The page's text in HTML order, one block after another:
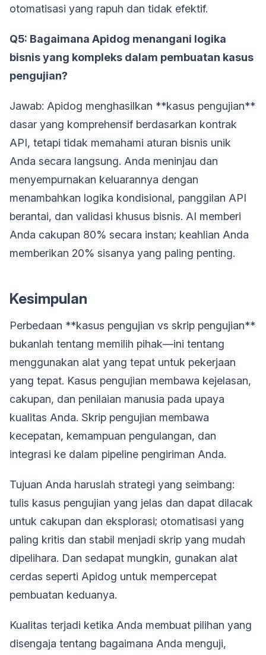
otomatisasi yang rapuh dan tidak efektif.
Q5: Bagaimana Apidog menangani logika
bisnis yang kompleks dalam pembuatan kasus
pengujian?
Jawab: Apidog menghasilkan **kasus pengujian**
dasar yang komprehensif berdasarkan kontrak
API, tetapi tidak memahami aturan bisnis unik
Anda secara langsung. Anda meninjau dan
menyempurnakan keluarannya dengan
menambahkan logika kondisional, panggilan API
berantai, dan validasi khusus bisnis. AI memberi
Anda cakupan 80% secara instan; keahlian Anda
memberikan 20% sisanya yang paling penting.
Kesimpulan
Perbedaan **kasus pengujian vs skrip pengujian**
bukanlah tentang memilih pihak—ini tentang
menggunakan alat yang tepat untuk pekerjaan
yang tepat. Kasus pengujian membawa kejelasan,
cakupan, dan penilaian manusia pada upaya
kualitas Anda. Skrip pengujian membawa
kecepatan, kemampuan pengulangan, dan
integrasi ke dalam pipeline pengiriman Anda.
Tujuan Anda haruslah strategi yang seimbang:
tulis kasus pengujian yang jelas dan dapat dilacak
untuk cakupan dan eksplorasi; otomatisasi yang
paling kritis dan stabil menjadi skrip yang mudah
dipelihara. Dan sedapat mungkin, gunakan alat
cerdas seperti Apidog untuk mempercepat
pembuatan keduanya.
Kualitas terjadi ketika Anda membuat pilihan yang
disengaja tentang bagaimana Anda menguji,